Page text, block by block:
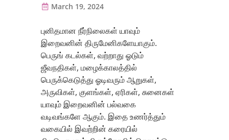
March 19, 2024
புனிதமான நீர்நிலைகள் யாவும்
இறைவனின் திருமேனிகளேயாகும்.
பெருங் கடல்கள், வற்றாது ஓடும்
ஜீவநதிகள், மழைக்காலத்தில்
பெருக்கெடுத்து ஓடிவரும் ஆறுகள்,
அருவிகள், குளங்கள், ஏரிகள், சுனைகள்
யாவும் இறைவனின் பல்வகை
வடிவங்களே ஆகும். இதை உணர்த்தும்
வகையில் இவற்றின் கரையில்